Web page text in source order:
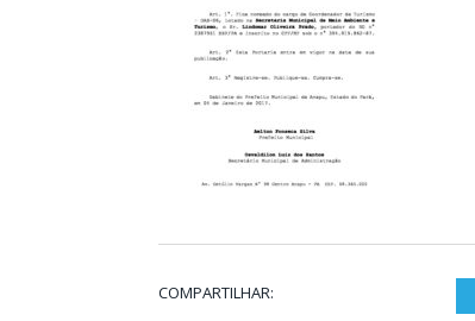
COMPARTILHAR: